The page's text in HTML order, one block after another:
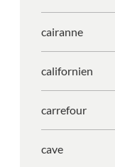
cairanne
californien
carrefour
cave